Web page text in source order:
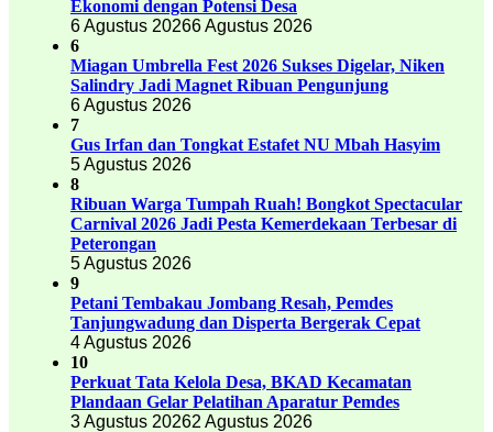
Ekonomi dengan Potensi Desa
6 Agustus 20266 Agustus 2026
6
Miagan Umbrella Fest 2026 Sukses Digelar, Niken
Salindry Jadi Magnet Ribuan Pengunjung
6 Agustus 2026
7
Gus Irfan dan Tongkat Estafet NU Mbah Hasyim
5 Agustus 2026
8
Ribuan Warga Tumpah Ruah! Bongkot Spectacular
Carnival 2026 Jadi Pesta Kemerdekaan Terbesar di
Peterongan
5 Agustus 2026
9
Petani Tembakau Jombang Resah, Pemdes
Tanjungwadung dan Disperta Bergerak Cepat
4 Agustus 2026
10
Perkuat Tata Kelola Desa, BKAD Kecamatan
Plandaan Gelar Pelatihan Aparatur Pemdes
3 Agustus 20262 Agustus 2026